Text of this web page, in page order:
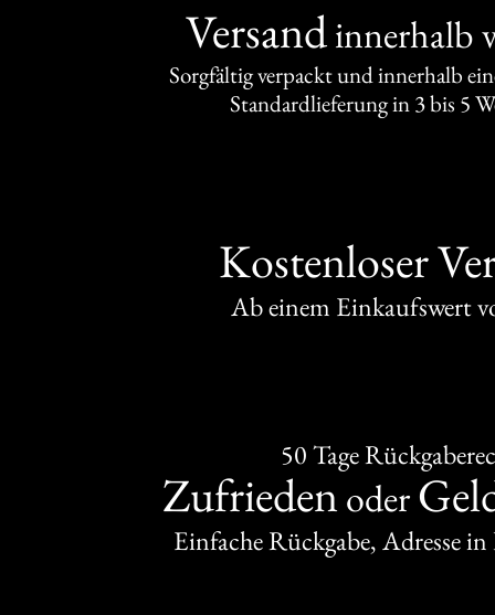
Versandinnerhalb
Sorgfältig verpackt und innerhalb
Standardlieferung in 3 bis 5
Kostenloser
Ab einem Einkaufswert
50 Tage
Zufrieden oder
Einfache Rückgabe, Adresse